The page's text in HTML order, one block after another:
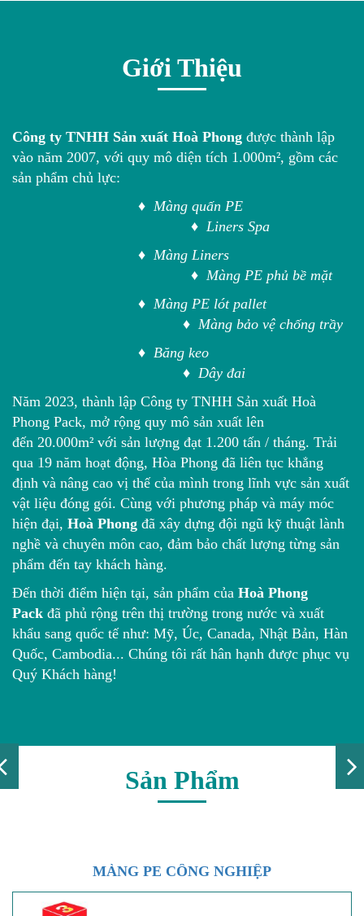
Giới Thiệu
Công ty TNHH Sản xuất Hoà Phong được thành lập
vào năm 2007, với quy mô diện tích 1.000m², gồm các
sản phẩm chủ lực:
♦ Màng quấn PE
♦ Liners Spa
♦ Màng Liners
♦ Màng PE phủ bề mặt
♦ Màng PE lót pallet
♦ Màng bảo vệ chống trầy
♦ Băng keo
♦ Dây đai
Năm 2023, thành lập Công ty TNHH Sản xuất Hoà
Phong Pack, mở rộng quy mô sản xuất lên
đến 20.000m² với sản lượng đạt 1.200 tấn / tháng. Trải
qua 19 năm hoạt động, Hòa Phong đã liên tục khẳng
định và nâng cao vị thế của mình trong lĩnh vực sản xuất
vật liệu đóng gói. Cùng với phương pháp và máy móc
hiện đại, Hoà Phong đã xây dựng đội ngũ kỹ thuật lành
nghề và chuyên môn cao, đảm bảo chất lượng từng sản
phẩm đến tay khách hàng.
Đến thời điểm hiện tại, sản phẩm của Hoà Phong
Pack đã phủ rộng trên thị trường trong nước và xuất
khẩu sang quốc tế như: Mỹ, Úc, Canada, Nhật Bản, Hàn
Quốc, Cambodia... Chúng tôi rất hân hạnh được phục vụ
Quý Khách hàng!
Sản Phẩm
MÀNG PE CÔNG NGHIỆP